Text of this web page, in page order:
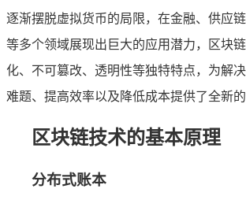
逐渐摆脱虚拟货币的局限，在金融、供应
等多个领域展现出巨大的应用潜力，区块
化、不可篡改、透明性等独特特点，为解
难题、提高效率以及降低成本提供了全新的
区块链技术的基本原理
分布式账本